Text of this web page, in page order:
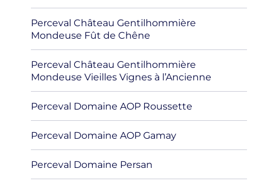
Perceval Château Gentilhommière
Mondeuse Fût de Chêne
Perceval Château Gentilhommière
Mondeuse Vieilles Vignes à l’Ancienne
Perceval Domaine AOP Roussette
Perceval Domaine AOP Gamay
Perceval Domaine Persan